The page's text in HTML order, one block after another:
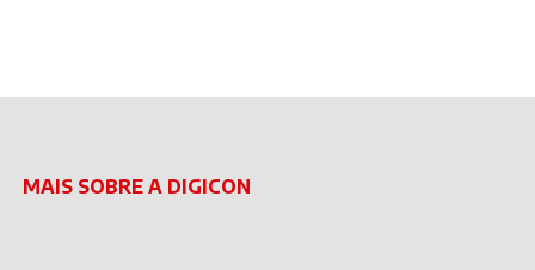
MAIS SOBRE A DIGICON